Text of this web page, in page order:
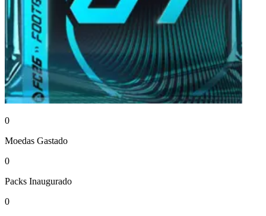
0
Moedas Gastado
0
Packs Inaugurado
0